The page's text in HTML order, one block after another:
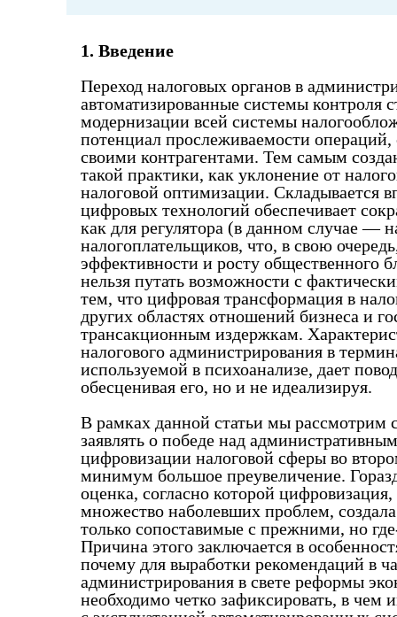
1. Введение
Переход налоговых органов в
автоматизированные системы контроля
модернизации всей системы
потенциал прослеживаемости
своими контрагентами. Тем самым
такой практики, как уклонение от
налоговой оптимизации. Складывается
цифровых технологий обеспечивает
как для регулятора (в данном случае —
налогоплательщиков, что, в свою
эффективности и росту общественного
нельзя путать возможности с
тем, что цифровая трансформация в
других областях отношений бизнеса и
трансакционным издержкам.
налогового администрирования в
используемой в психоанализе, дает
обесценивая его, но и не идеализируя.
В рамках данной статьи мы рассмотрим
заявлять о победе над
цифровизации налоговой сферы во
минимум большое преувеличение.
оценка, согласно которой
множество наболевших проблем,
только сопоставимые с прежними, но
Причина этого заключается в
почему для выработки рекомендаций в
администрирования в свете реформы
необходимо четко зафиксировать, в чем